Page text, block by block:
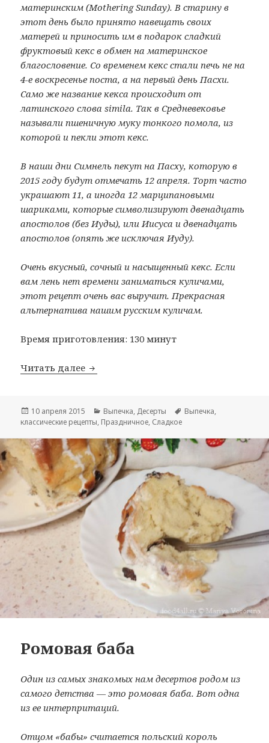
материнским (Mothering Sunday). В старину в
этот день было принято навещать своих
матерей и приносить им в подарок сладкий
фруктовый кекс в обмен на материнское
благословение. Со временем кекс стали печь не на
4-е воскресенье поста, а на первый день Пасхи.
Само же название кекса происходит от
латинского слова simila. Так в Средневековье
называли пшеничную муку тонкого помола, из
которой и пекли этот кекс.
В наши дни Симнель пекут на Пасху, которую в
2015 году будут отмечать 12 апреля. Торт часто
украшают 11, а иногда 12 марципановыми
шариками, которые символизируют двенадцать
апостолов (без Иуды), или Иисуса и двенадцать
апостолов (опять же исключая Иуду).
Очень вкусный, сочный и насыщенный кекс. Если
вам лень нет времени заниматься куличами,
этот рецепт очень вас выручит. Прекрасная
альтернатива нашим русским куличам.
Время приготовления: 130 минут
Читать далее Симнель (пасхальный кекс)
Опубликовано
10 апреля 2015 Рубрики
Выпечка, Десерты Метки
Выпечка,
классические рецепты, Праздничное, Сладкое
Ромовая баба
Один из самых знакомых нам десертов родом из
самого детства — это ромовая баба. Вот одна
из ее интерпритаций.
Отцом «бабы» считается польский король